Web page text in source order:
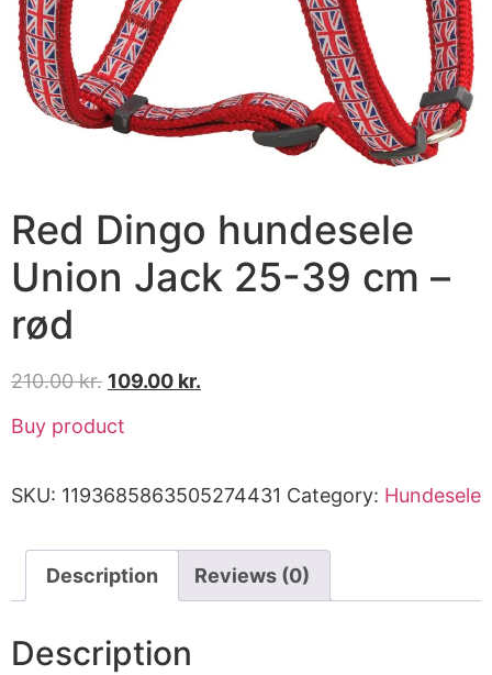
Red Dingo hundesele
Union Jack 25-39 cm –
rød
210.00kr. 109.00 kr.
Buy product
SKU: 1193685863505274431 Category: Hundesele
Description Reviews (0)
Description